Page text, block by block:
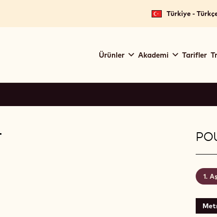
Türkiye -
navigation
Ürünler Akademi Tarifler